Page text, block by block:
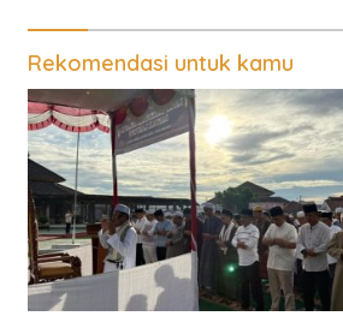
Rekomendasi untuk kamu